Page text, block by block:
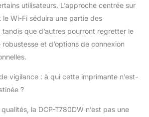
utilisateurs. L’approche centrée sur
le Wi-Fi séduira une partie des
tandis que d’autres pourront regretter le
robustesse et d’options de connexion
vigilance : à qui cette imprimante n’est-
?
la DCP-T780DW n’est pas une